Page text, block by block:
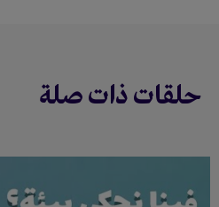
حلقات ذات صلة